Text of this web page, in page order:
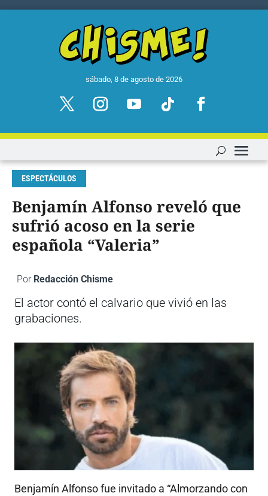
sábado, 8 de agosto de 2026
ESPECTÁCULOS
Benjamín Alfonso reveló que
sufrió acoso en la serie
española “Valeria”
Por Redacción Chisme
El actor contó el calvario que vivió en las
grabaciones.
Benjamín Alfonso fue invitado a “Almorzando con